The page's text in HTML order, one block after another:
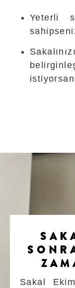
Yeterli
Sakal